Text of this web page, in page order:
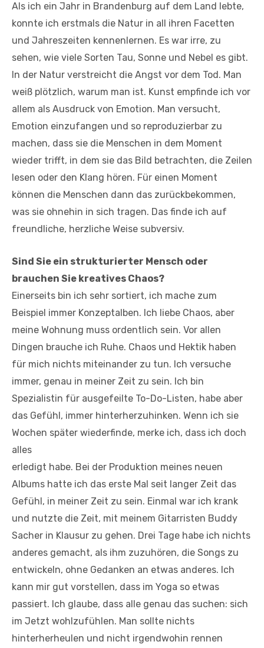
Als ich ein Jahr in Brandenburg auf dem Land lebte,
konnte ich erstmals die Natur in all ihren Facetten
und Jahreszeiten kennenlernen. Es war irre, zu
sehen, wie viele Sorten Tau, Sonne und Nebel es gibt.
In der Natur verstreicht die Angst vor dem Tod. Man
weiß plötzlich, warum man ist. Kunst empfinde ich vor
allem als Ausdruck von Emotion. Man versucht,
Emotion einzufangen und so reproduzierbar zu
machen, dass sie die Menschen in dem Moment
wieder trifft, in dem sie das Bild betrachten, die Zeilen
lesen oder den Klang hören. Für einen Moment
können die Menschen dann das zurückbekommen,
was sie ohnehin in sich tragen. Das finde ich auf
freundliche, herzliche Weise subversiv.
Sind Sie ein strukturierter Mensch oder
brauchen Sie kreatives Chaos?
Einerseits bin ich sehr sortiert, ich mache zum
Beispiel immer Konzeptalben. Ich liebe Chaos, aber
meine Wohnung muss ordentlich sein. Vor allen
Dingen brauche ich Ruhe. Chaos und Hektik haben
für mich nichts miteinander zu tun. Ich versuche
immer, genau in meiner Zeit zu sein. Ich bin
Spezialistin für ausgefeilte To-Do-Listen, habe aber
das Gefühl, immer hinterherzuhinken. Wenn ich sie
Wochen später wiederfinde, merke ich, dass ich doch
alles
erledigt habe. Bei der Produktion meines neuen
Albums hatte ich das erste Mal seit langer Zeit das
Gefühl, in meiner Zeit zu sein. Einmal war ich krank
und nutzte die Zeit, mit meinem Gitarristen Buddy
Sacher in Klausur zu gehen. Drei Tage habe ich nichts
anderes gemacht, als ihm zuzuhören, die Songs zu
entwickeln, ohne Gedanken an etwas anderes. Ich
kann mir gut vorstellen, dass im Yoga so etwas
passiert. Ich glaube, dass alle genau das suchen: sich
im Jetzt wohlzufühlen. Man sollte nichts
hinterherheulen und nicht irgendwohin rennen